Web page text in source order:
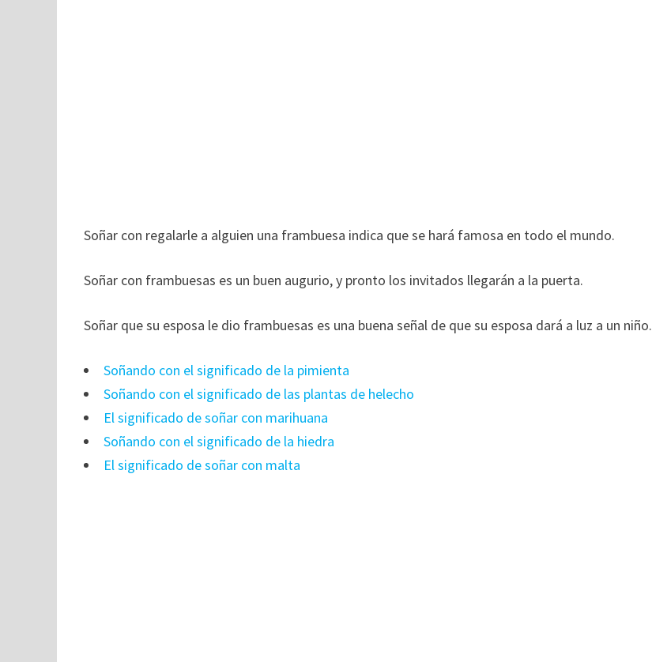
Soñar con regalarle a alguien una frambuesa indica que se hará famosa en todo el mundo.
Soñar con frambuesas es un buen augurio, y pronto los invitados llegarán a la puerta.
Soñar que su esposa le dio frambuesas es una buena señal de que su esposa dará a luz a un niño.
Soñando con el significado de la pimienta
Soñando con el significado de las plantas de helecho
El significado de soñar con marihuana
Soñando con el significado de la hiedra
El significado de soñar con malta